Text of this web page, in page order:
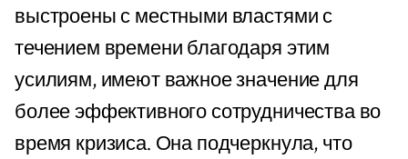
выстроены с местными властями с
течением времени благодаря этим
усилиям, имеют важное значение для
более эффективного сотрудничества во
время кризиса. Она подчеркнула, что